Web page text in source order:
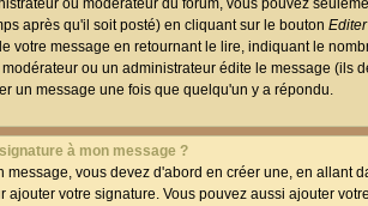
ou modérateur du forum, vous pouvez
après qu'il soit posté) en cliquant sur le bouton Editer
votre message en retournant le lire, indiquant le
ou un administrateur édite le message
un message une fois que quelqu'un y a répondu.
à mon message ?
message, vous devez d'abord en créer une, en allant
ajouter votre signature. Vous pouvez aussi ajouter